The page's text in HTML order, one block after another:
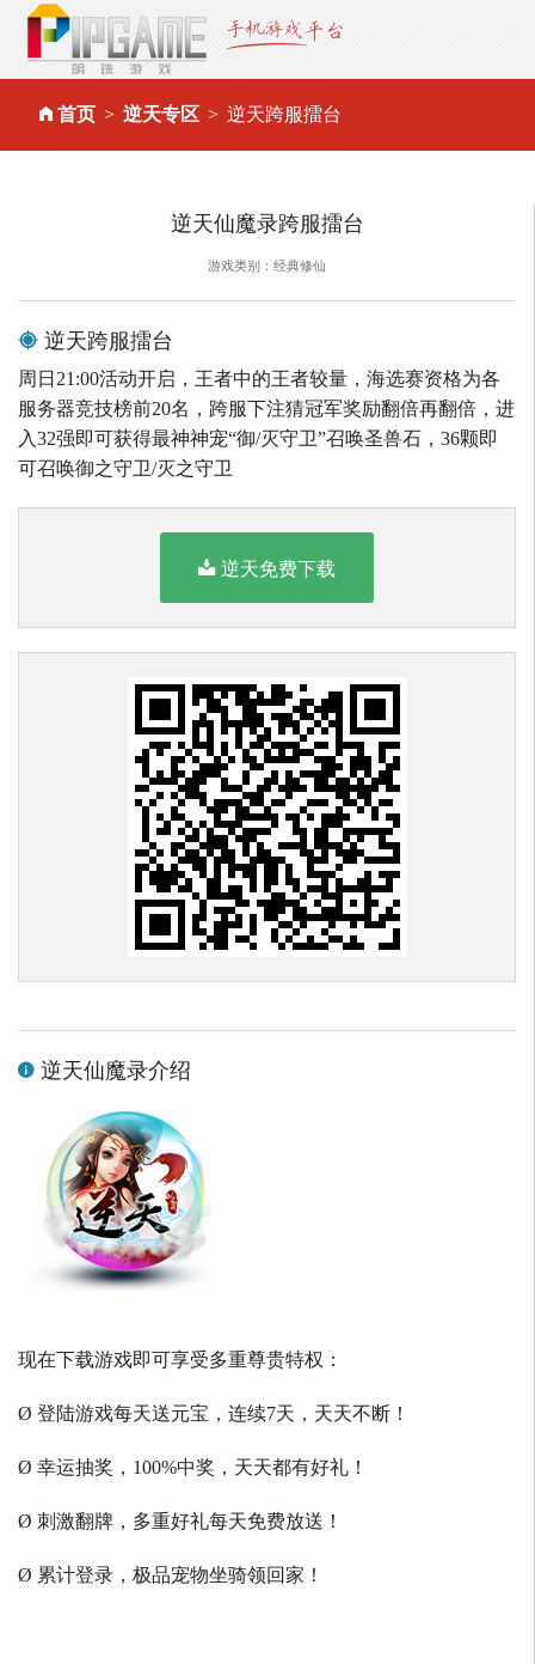
首页 逆天专区 逆天跨服擂台
逆天仙魔录跨服擂台
游戏类别：经典修仙
逆天跨服擂台
周日21:00活动开启，王者中的王者较量，海选赛资格为各
服务器竞技榜前20名，跨服下注猜冠军奖励翻倍再翻倍，进
入32强即可获得最神神宠“御/灭守卫”召唤圣兽石，36颗即
可召唤御之守卫/灭之守卫
逆天免费下载
逆天仙魔录介绍
现在下载游戏即可享受多重尊贵特权：
Ø 登陆游戏每天送元宝，连续7天，天天不断！
Ø 幸运抽奖，100%中奖，天天都有好礼！
Ø 刺激翻牌，多重好礼每天免费放送！
Ø 累计登录，极品宠物坐骑领回家！